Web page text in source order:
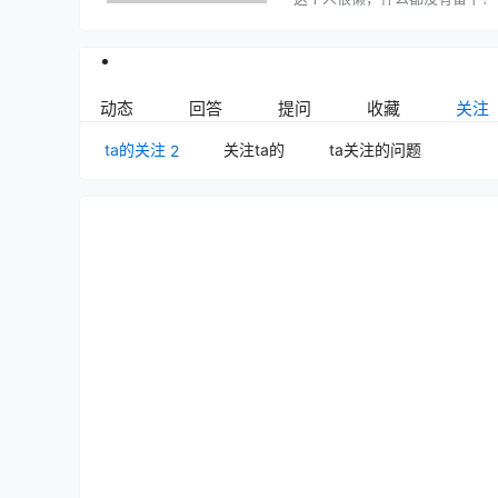
动态 回答 提问 收藏 关注
ta的关注 2 关注ta的 ta关注的问题